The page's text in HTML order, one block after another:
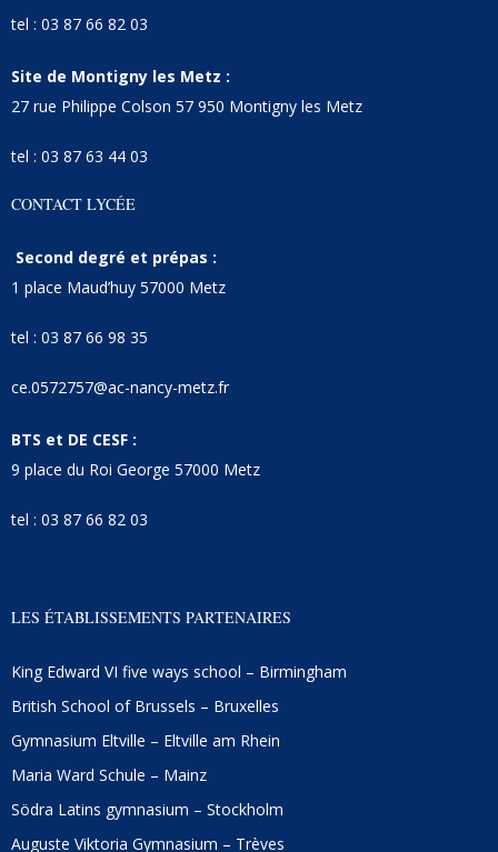
tel : 03 87 66 82 03
Site de Montigny les Metz :
27 rue Philippe Colson 57 950 Montigny les Metz
tel : 03 87 63 44 03
CONTACT LYCÉE
Second degré et prépas :
1 place Maud’huy 57000 Metz
tel : 03 87 66 98 35
ce.0572757@ac-nancy-metz.fr
BTS et DE CESF :
9 place du Roi George 57000 Metz
tel : 03 87 66 82 03
LES ÉTABLISSEMENTS PARTENAIRES
King Edward VI five ways school – Birmingham
British School of Brussels – Bruxelles
Gymnasium Eltville – Eltville am Rhein
Maria Ward Schule – Mainz
Södra Latins gymnasium – Stockholm
Auguste Viktoria Gymnasium – Trèves